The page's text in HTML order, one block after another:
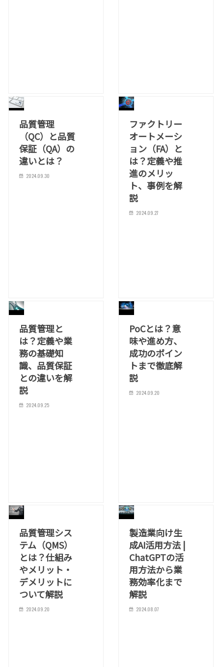
品質管理
（QC）と品質
保証（QA）の
違いとは？
2024.09.30
ファクトリー
オートメーシ
ョン（FA）と
は？定義や推
進のメリッ
ト、事例を解
説
2024.09.27
品質管理と
は？定義や業
務の基礎知
識、品質保証
との違いを解
説
2024.09.25
PoCとは？意
味や進め方、
成功のポイン
トまで徹底解
説
2024.09.20
品質管理シス
テム（QMS）
とは？仕組み
やメリット・
デメリットに
ついて解説
2024.09.20
製造業向け生
成AI活用方法 |
ChatGPTの活
用方法から業
務効率化まで
解説
2024.08.07